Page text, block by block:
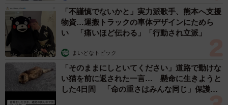
「不謹慎でないかと」実力派歌手、熊本へ支援
物資…運搬トラックの車体デザインにためら
い 「痛いほど伝わる」「行動され立派」
まいどなトピック
「そのままにしといてください」道路で動けな
い猫を前に返された一言… 懸命に生きようと
した4日間 「命の重さはみんな同じ」保護団